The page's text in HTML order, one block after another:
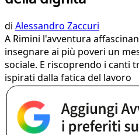
di Alessandro Zaccuri
A Rimini l'avventura
insegnare ai più poveri un
sociale. E riscoprendo i canti
ispirati dalla fatica del lavoro